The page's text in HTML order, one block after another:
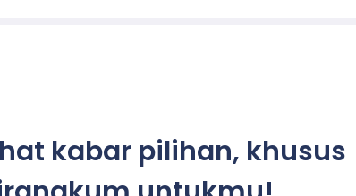
kabar pilihan, khusus